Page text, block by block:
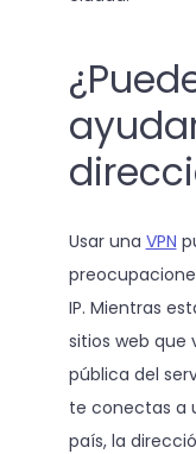
Usar una VPN
IP. Mientras
sitios web que
pública del
te conectas a
país, la